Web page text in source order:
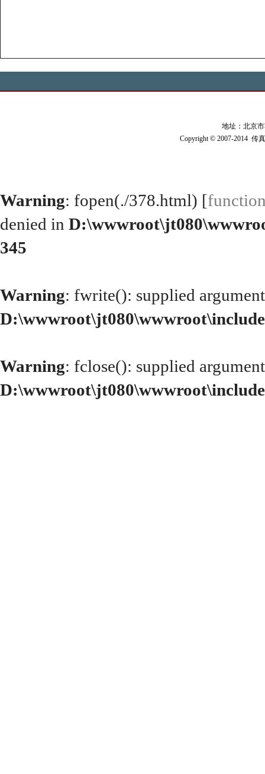
地址：北京
Copyright © 2007-2014 传
Warning: fopen(./378.html) [
denied in
345
Warning: fwrite(): supplied
Warning: fclose(): supplied